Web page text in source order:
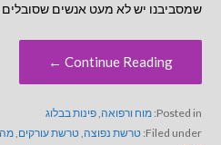
שמסביבנו יש לא מעט אנשים
Continue Reading ←
Posted in: מוח ורפואה,פינות בבלוג
Filed under: טרשת נפוצה,טרשת עורקים,